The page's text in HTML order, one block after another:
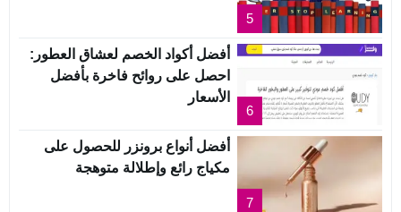
5
6
أفضل أكواد الخصم لعشاق العطور:
احصل على روائح فاخرة بأفضل
الأسعار
7
أفضل أنواع برونزر للحصول على
مكياج رائع وإطلالة متوهجة